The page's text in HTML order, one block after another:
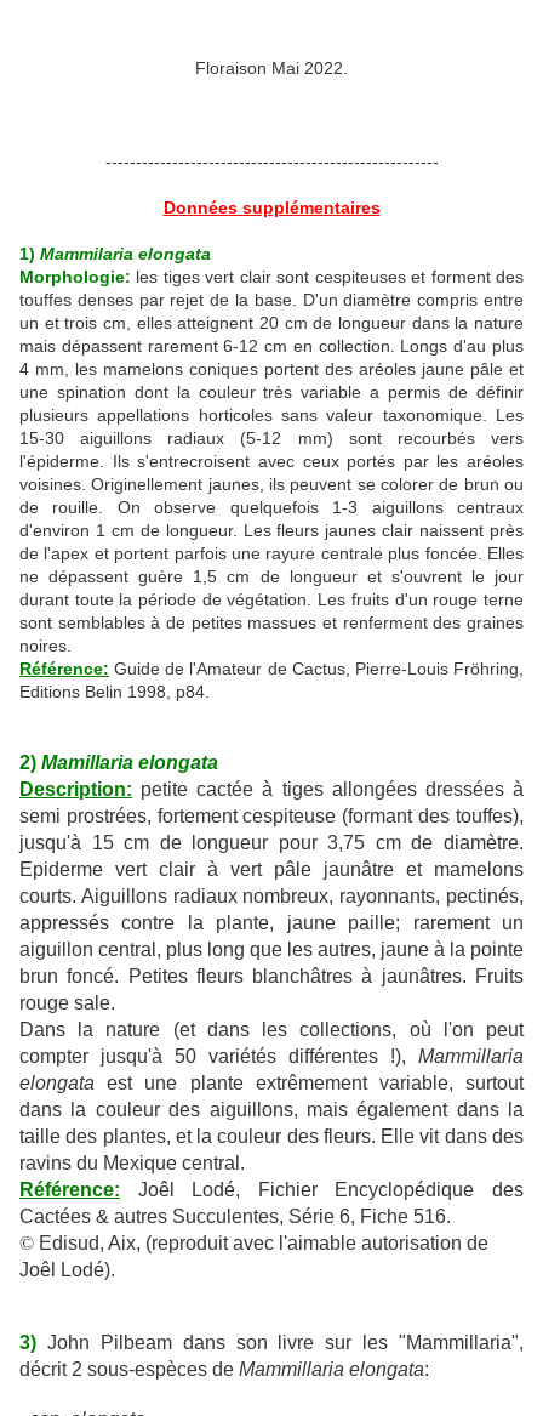
Floraison Mai 2022.
-------------------------------------------------------
Données supplémentaires
1) Mammilaria elongata
Morphologie: les tiges vert clair sont cespiteuses et forment des
touffes denses par rejet de la base. D'un diamètre compris entre
un et trois cm, elles atteignent 20 cm de longueur dans la nature
mais dépassent rarement 6-12 cm en collection. Longs d'au plus
4 mm, les mamelons coniques portent des aréoles jaune pâle et
une spination dont la couleur très variable a permis de définir
plusieurs appellations horticoles sans valeur taxonomique. Les
15-30 aiguillons radiaux (5-12 mm) sont recourbés vers
l'épiderme. Ils s'entrecroisent avec ceux portés par les aréoles
voisines. Originellement jaunes, ils peuvent se colorer de brun ou
de rouille. On observe quelquefois 1-3 aiguillons centraux
d'environ 1 cm de longueur. Les fleurs jaunes clair naissent près
de l'apex et portent parfois une rayure centrale plus foncée. Elles
ne dépassent guère 1,5 cm de longueur et s'ouvrent le jour
durant toute la période de végétation. Les fruits d'un rouge terne
sont semblables à de petites massues et renferment des graines
noires.
Référence: Guide de l'Amateur de Cactus, Pierre-Louis Fröhring,
Editions Belin 1998, p84.
2) Mamillaria elongata
Description: petite cactée à tiges allongées dressées à
semi prostrées, fortement cespiteuse (formant des touffes),
jusqu'à 15 cm de longueur pour 3,75 cm de diamètre.
Epiderme vert clair à vert pâle jaunâtre et mamelons
courts. Aiguillons radiaux nombreux, rayonnants, pectinés,
appressés contre la plante, jaune paille; rarement un
aiguillon central, plus long que les autres, jaune à la pointe
brun foncé. Petites fleurs blanchâtres à jaunâtres. Fruits
rouge sale.
Dans la nature (et dans les collections, où l'on peut
compter jusqu'à 50 variétés différentes !), Mammillaria
elongata est une plante extrêmement variable, surtout
dans la couleur des aiguillons, mais également dans la
taille des plantes, et la couleur des fleurs. Elle vit dans des
ravins du Mexique central.
Référence: Joêl Lodé, Fichier Encyclopédique des
Cactées & autres Succulentes, Série 6, Fiche 516.
© Edisud, Aix, (reproduit avec l'aimable autorisation de
Joêl Lodé).
3) John Pilbeam dans son livre sur les "Mammillaria",
décrit 2 sous-espèces de Mammillaria elongata: